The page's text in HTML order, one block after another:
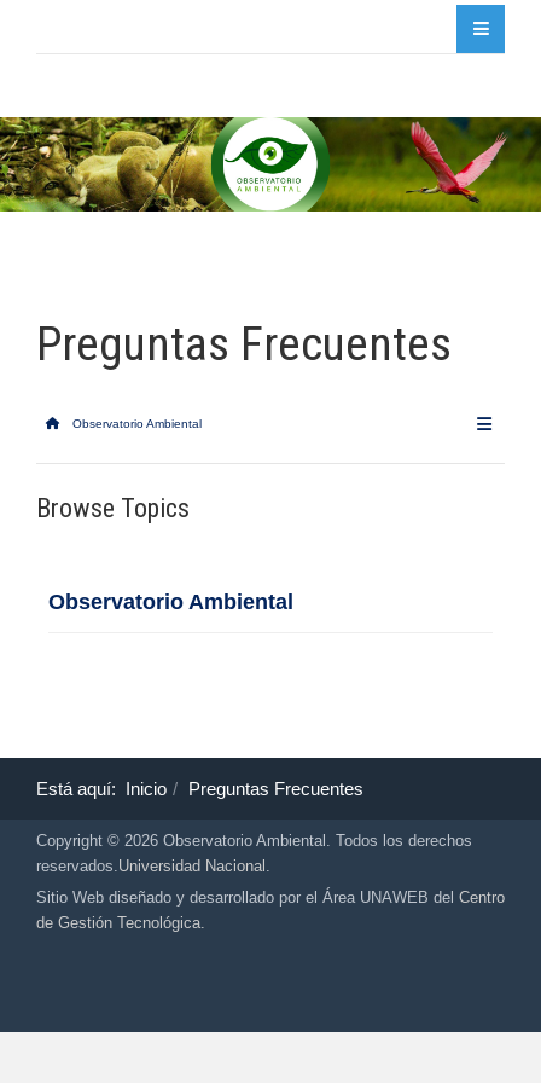
Preguntas Frecuentes
Observatorio Ambiental
Browse Topics
Observatorio Ambiental
Está aquí: Inicio Preguntas Frecuentes
Copyright © 2026 Observatorio Ambiental. Todos los derechos
reservados. Universidad Nacional
Sitio Web diseñado y desarrollado por el Área UNAWEB del Centro
de Gestión Tecnológica.